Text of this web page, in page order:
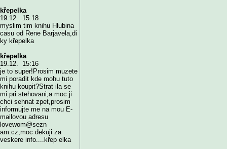
křepelka
19.12. 15:18
myslim tim knihu Hlubina
casu od Rene Barjavela,di
ky křepelka
křepelka
19.12. 15:16
je to super!Prosim muzete
mi poradit kde mohu tuto
knihu koupit?Strat ila se
mi pri stehovani,a moc ji
chci sehnat zpet,prosim
informujte me na mou E-
mailovou adresu
lovewom@sezn
am.cz,moc dekuji za
veskere info....křep elka